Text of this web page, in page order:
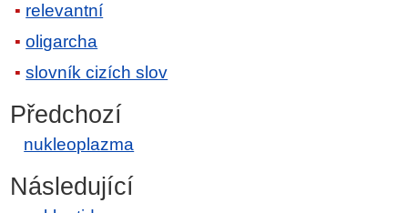
relevantní
oligarcha
slovník cizích slov
Předchozí
nukleoplazma
Následující